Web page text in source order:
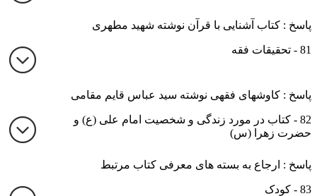
پاسخ : کتاب آشنایی با قرآن نوشته شهید مطهری
81 - تحقیقات فقه
پاسخ : کاوشهای فقهی نوشته سید عباس قایم مقامی
82 - کتاب در مورد زندگی و شخصیت امام علی (ع) و
حضرت زهرا (س)
پاسخ : ارجاع به بسته های معرفی کتاب مرتبط
83 - کودک